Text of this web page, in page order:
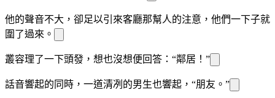
他的聲音不大，卻足以引來客廳那幫人的注意，他們一下子就
圍了過來。
叢容理了一下頭發，想也沒想便回答：“鄰居！”
話音響起的同時，一道清冽的男生也響起，“朋友。”